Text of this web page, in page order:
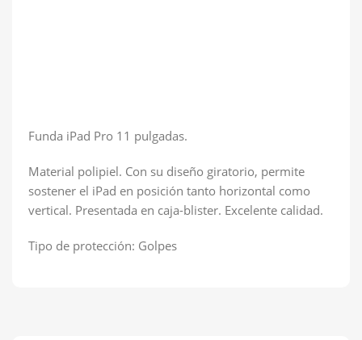
Funda iPad Pro 11 pulgadas.
Material polipiel. Con su diseño giratorio, permite
sostener el iPad en posición tanto horizontal como
vertical. Presentada en caja-blister. Excelente calidad.
Tipo de protección: Golpes